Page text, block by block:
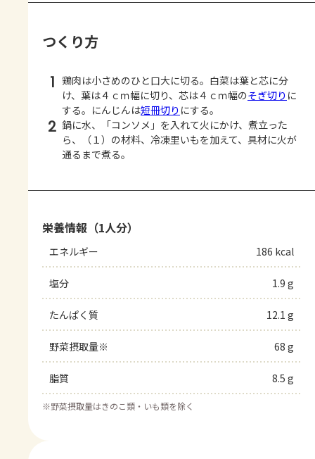
つくり方
1 鶏肉は小さめのひと口大に切る。白菜は葉と芯に分
け、葉は４ｃｍ幅に切り、芯は４ｃｍ幅のそぎ切り に
する。にんじんは短冊切り にする。
2 鍋に水、「コンソメ」を入れて火にかけ、煮立った
ら、（１）の材料、冷凍里いもを加えて、具材に火が
通るまで煮る。
栄養情報（1人分）
エネルギー 186 kcal
塩分 1.9 g
たんぱく質 12.1 g
野菜摂取量※ 68 g
脂質 8.5 g
※野菜摂取量はきのこ類・いも類を除く